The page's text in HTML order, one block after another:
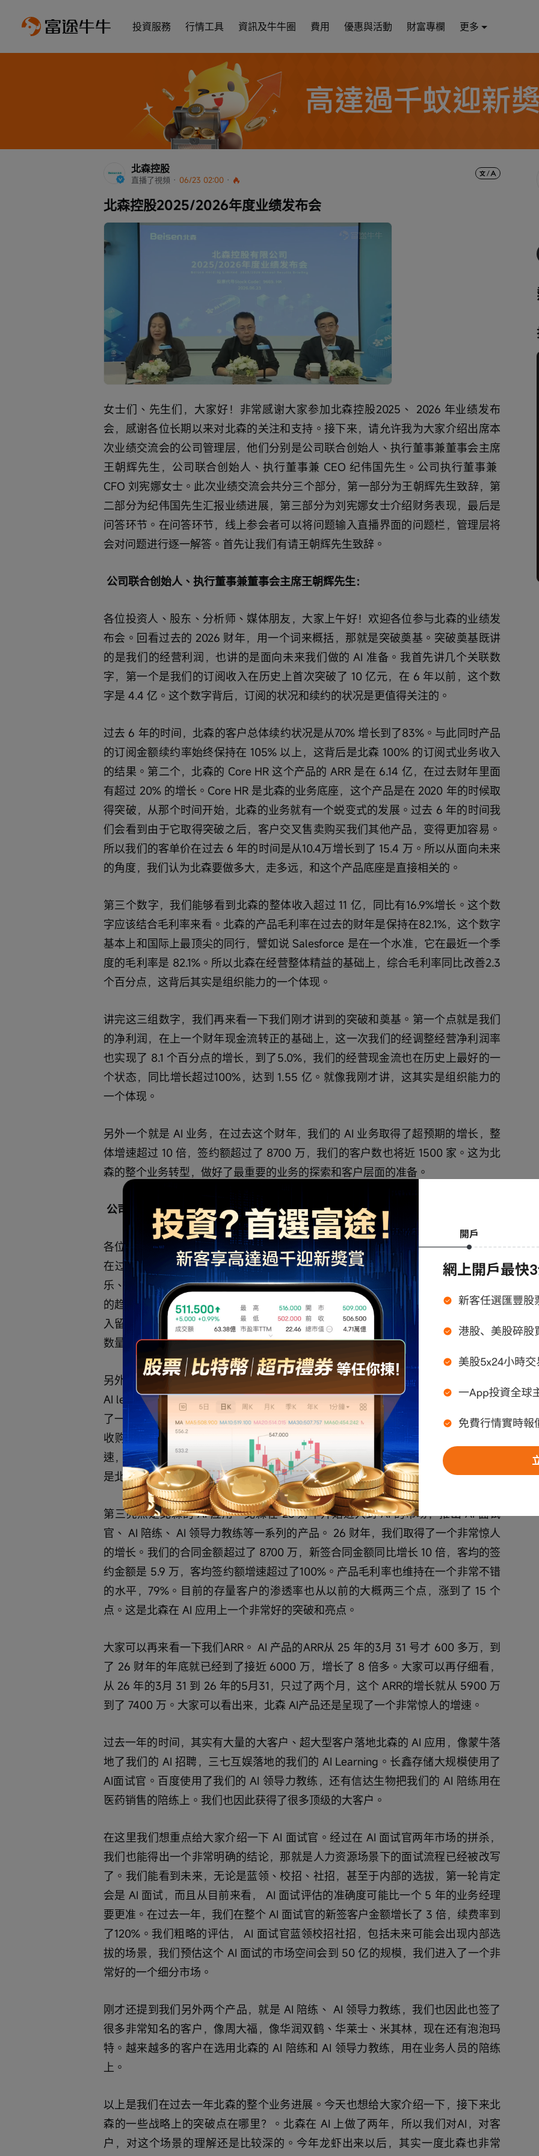
投資服務 行情工具 資訊及牛牛圈 費用 優惠與活動 財富專欄 更多
北森控股
直播了視頻 · 06/23 02:00 ·
北森控股2025/2026年度业绩发布会
取
消
靜
/
Loaded:
0%
Progress
播
放
女士们、先生们，大家好！非常感谢大家参加北森控股2025、 2026 年业绩发布
会，感谢各位长期以来对北森的关注和支持。接下来，请允许我为大家介绍出席本
次业绩交流会的公司管理层，他们分别是公司联合创始人、执行董事兼董事会主席
王朝辉先生，公司联合创始人、执行董事兼 CEO 纪伟国先生。公司执行董事兼
CFO 刘宪娜女士。此次业绩交流会共分三个部分，第一部分为王朝辉先生致辞，第
二部分为纪伟国先生汇报业绩进展，第三部分为刘宪娜女士介绍财务表现，最后是
问答环节。在问答环节，线上参会者可以将问题输入直播界面的问题栏，管理层将
会对问题进行逐一解答。首先让我们有请王朝辉先生致辞。
公司联合创始人、执行董事兼董事会主席王朝辉先生：
各位投资人、股东、分析师、媒体朋友，大家上午好！欢迎各位参与北森的业绩发
布会。回看过去的 2026 财年，用一个词来概括，那就是突破奠基。突破奠基既讲
的是我们的经营利润，也讲的是面向未来我们做的 AI 准备。我首先讲几个关联数
字，第一个是我们的订阅收入在历史上首次突破了 10 亿元，在 6 年以前，这个数
字是 4.4 亿。这个数字背后，订阅的状况和续约的状况是更值得关注的。
过去 6 年的时间，北森的客户总体续约状况是从70% 增长到了83%。与此同时产品
的订阅金额续约率始终保持在 105% 以上，这背后是北森 100% 的订阅式业务收入
的结果。第二个，北森的 Core HR‌ 这个产品的 ARR 是在 6.14 亿，在过去财年里面
有超过 20% 的增长。Core HR‌ 是北森的业务底座，这个产品是在 2020 年的时候取
得突破，从那个时间开始，北森的业务就有一个蜕变式的发展。过去 6 年的时间我
们会看到由于它取得突破之后，客户交叉售卖购买我们其他产品，变得更加容易。
所以我们的客单价在过去 6 年的时间是从10.4万增长到了 15.4 万。所以从面向未来
的角度，我们认为北森要做多大，走多远，和这个产品底座是直接相关的。
第三个数字，我们能够看到北森的整体收入超过 11 亿，同比有16.9%增长。这个数
字应该结合毛利率来看。北森的产品毛利率在过去的财年是保持在82.1%，这个数字
基本上和国际上最顶尖的同行，譬如说 Salesforce 是在一个水准，它在最近一个季
度的毛利率是 82.1%。所以北森在经营整体精益的基础上，综合毛利率同比改善2.3
个百分点，这背后其实是组织能力的一个体现。
讲完这三组数字，我们再来看一下我们刚才讲到的突破和奠基。第一个点就是我们
的净利润，在上一个财年现金流转正的基础上，这一次我们的经调整经营净利润率
也实现了 8.1 个百分点的增长，到了5.0%，我们的经营现金流也在历史上最好的一
个状态，同比增长超过100%，达到 1.55 亿。就像我刚才讲，这其实是组织能力的
一个体现。
另外一个就是 AI 业务，在过去这个财年，我们的 AI 业务取得了超预期的增长，整
体增速超过 10 倍，签约额超过了 8700 万，我们的客户数也将近 1500 家。这为北
森的整个业务转型，做好了最重要的业务的探索和客户层面的准备。
公司联合创始人、执行董事兼 CEO纪伟国先生：
各位分析师，投资人大家好，我给大家汇报一下公司在过去一年的业务进展。北森
在过去几年一直在秉承大客户的战略，我们签了很多比如西门子、康明斯、达美
乐、上汽、绿茶这样的一些过万人的大公司，整个 Core HCM 一体化呈现快速增长
的趋势，ARR 同比增长23%， Core HCM ARR 在整个公司的占比到了60%，订阅收
入留存率NDR 到了114%，保持了一个稳定的水平。累计在约客户是 2700 家。客户
数量的续约率超过了95%。
另外一个就是我们在 24 财年开始进到 e- learning 的市场， 25 财年，我们推出了
AI learning， 26 财年又增加了很多像陪练这种多业务场景。在过去一年我们也录得
了一个非常不错的增长。北森的 e- learning （不含酷学院）增速在71%。去年我们
收购了酷学院，酷学院的客户数比较多，一定程度上拉低了整体e-learning的增
速，但整个北森学习业务也增长了19%。目前累计在约客户数超过 4500 家，这也
是北森另外一个非常有潜力的产品线。
第三亮点是北森的 AI 应用。北森在 25 财年开始进入到 AI 的市场，推出 AI 面试
官、 AI 陪练、 AI 领导力教练等一系列的产品。 26 财年，我们取得了一个非常惊人
的增长。我们的合同金额超过了 8700 万，新签合同金额同比增长 10 倍，客均的签
约金额是 5.9 万，客均签约额增速超过了100%。产品毛利率也维持在一个非常不错
的水平，79%。目前的存量客户的渗透率也从以前的大概两三个点，涨到了 15 个
点。这是北森在 AI 应用上一个非常好的突破和亮点。
大家可以再来看一下我们ARR。 AI 产品的ARR从 25 年的3月 31 号才 600 多万，到
了 26 财年的年底就已经到了接近 6000 万，增长了 8 倍多。大家可以再仔细看，
从 26 年的3月 31 到 26 年的5月31，只过了两个月，这个 ARR的增长就从 5900 万
到了 7400 万。大家可以看出来，北森 AI产品还是呈现了一个非常惊人的增速。
过去一年的时间，其实有大量的大客户、超大型客户落地北森的 AI 应用，像蒙牛落
地了我们的 AI 招聘，三七互娱落地的我们的 AI Learning。长鑫存储大规模使用了
AI面试官。百度使用了我们的 AI 领导力教练，还有信达生物把我们的 AI 陪练用在
医药销售的陪练上。我们也因此获得了很多顶级的大客户。
在这里我们想重点给大家介绍一下 AI 面试官。经过在 AI 面试官两年市场的拼杀，
我们也能得出一个非常明确的结论，那就是人力资源场景下的面试流程已经被改写
了。我们能看到未来，无论是蓝领、校招、社招，甚至于内部的选拔，第一轮肯定
会是 AI 面试，而且从目前来看， AI 面试评估的准确度可能比一个 5 年的业务经理
要更准。在过去一年，我们在整个 AI 面试官的新签客户金额增长了 3 倍，续费率到
了120%。我们粗略的评估， AI 面试官蓝领校招社招，包括未来可能会出现内部选
拔的场景，我们预估这个 AI 面试的市场空间会到 50 亿的规模，我们进入了一个非
常好的一个细分市场。
刚才还提到我们另外两个产品，就是 AI 陪练、 AI 领导力教练，我们也因此也签了
很多非常知名的客户，像周大福，像华润双鹤、华莱士、米其林，现在还有泡泡玛
特。越来越多的客户在选用北森的 AI 陪练和 AI 领导力教练，用在业务人员的陪练
上。
以上是我们在过去一年北森的整个业务进展。今天也想给大家介绍一下，接下来北
森的一些战略上的突破点在哪里？。北森在 AI 上做了两年，所以我们对AI，对客
户，对这个场景的理解还是比较深的。今年龙虾出来以后，其实一度北森也非常